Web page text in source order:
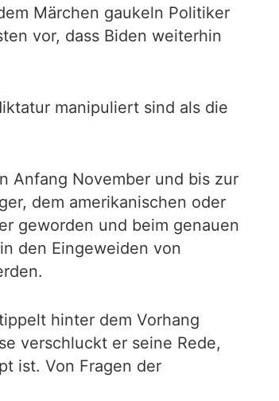
Märchen gaukeln Politiker
vor, dass Biden weiterhin
manipuliert sind als die
Anfang November und bis zur
dem amerikanischen oder
geworden und beim genauen
den Eingeweiden von
hinter dem Vorhang
verschluckt er seine Rede,
ist. Von Fragen der